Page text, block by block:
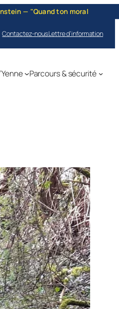
est bas, quand le jour te
Contactez-nousLettre d’information
Parcours & sécurité